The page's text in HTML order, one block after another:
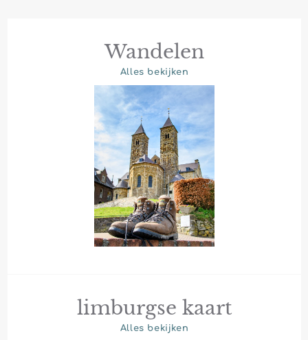
Wandelen
Alles bekijken
limburgse kaart
Alles bekijken